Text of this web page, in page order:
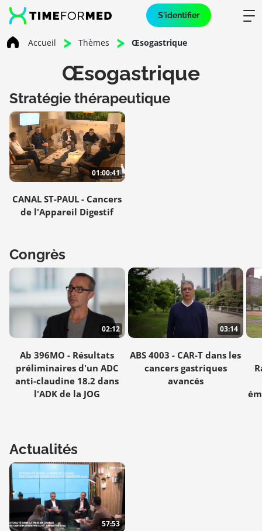
S'identifier
Accueil Thèmes Œsogastrique
Œsogastrique
Stratégie thérapeutique
01:00:41
CANAL ST-PAUL - Cancers
de l'Appareil Digestif
Congrès
02:12
Ab 396MO - Résultats
préliminaires d'un ADC
anti-claudine 18.2 dans
l'ADK de la JOG
03:14
ABS 4003 - CAR-T dans les
cancers gastriques
avancés
Actualités
57:53